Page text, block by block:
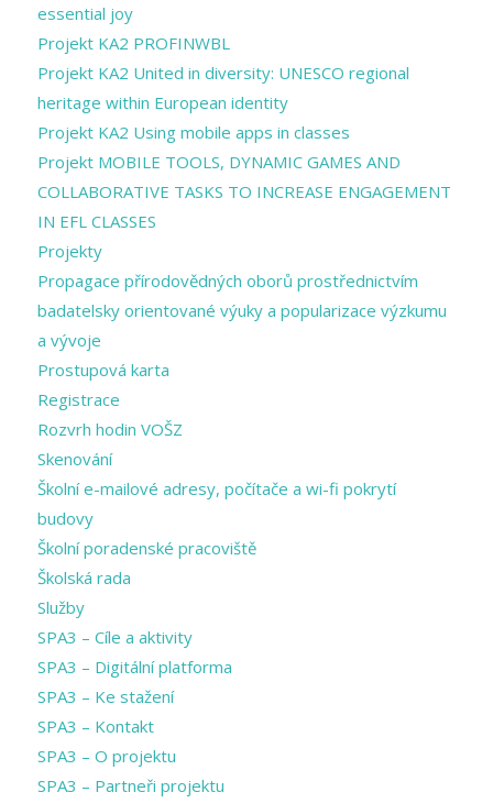
essential joy
Projekt KA2 PROFINWBL
Projekt KA2 United in diversity: UNESCO regional
heritage within European identity
Projekt KA2 Using mobile apps in classes
Projekt MOBILE TOOLS, DYNAMIC GAMES AND
COLLABORATIVE TASKS TO INCREASE ENGAGEMENT
IN EFL CLASSES
Projekty
Propagace přírodovědných oborů prostřednictvím
badatelsky orientované výuky a popularizace výzkumu
a vývoje
Prostupová karta
Registrace
Rozvrh hodin VOŠZ
Skenování
Školní e-mailové adresy, počítače a wi-fi pokrytí
budovy
Školní poradenské pracoviště
Školská rada
Služby
SPA3 – Cíle a aktivity
SPA3 – Digitální platforma
SPA3 – Ke stažení
SPA3 – Kontakt
SPA3 – O projektu
SPA3 – Partneři projektu